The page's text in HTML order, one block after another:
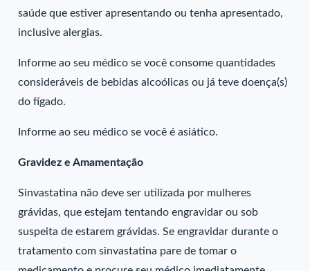
saúde que estiver apresentando ou tenha apresentado,
inclusive alergias.
Informe ao seu médico se você consome quantidades
consideráveis de bebidas alcoólicas ou já teve doença(s)
do fígado.
Informe ao seu médico se você é asiático.
Gravidez e Amamentação
Sinvastatina não deve ser utilizada por mulheres
grávidas, que estejam tentando engravidar ou sob
suspeita de estarem grávidas. Se engravidar durante o
tratamento com sinvastatina pare de tomar o